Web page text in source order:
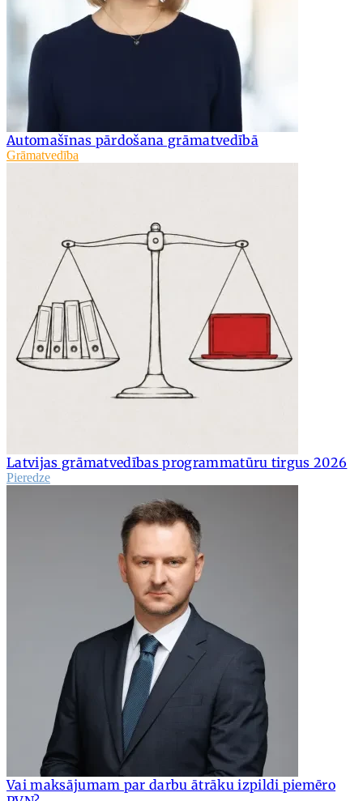
Automašīnas pārdošana grāmatvedībā
Grāmatvedība
Latvijas grāmatvedības programmatūru tirgus 2026
Pieredze
Vai maksājumam par darbu ātrāku izpildi piemēro